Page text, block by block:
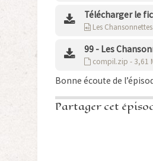
Télécharger le
Les
99 - Les
compil.zip - 3,61
Bonne écoute de
Partager cet